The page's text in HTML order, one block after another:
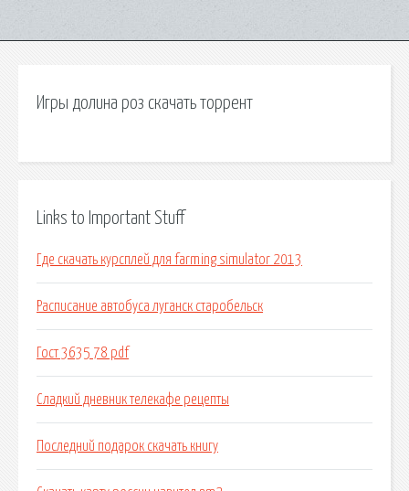
Игры долина роз скачать торрент
Links to Important Stuff
Где скачать курсплей для farming simulator 2013
Расписание автобуса луганск старобельск
Гост 3635 78 pdf
Сладкий дневник телекафе рецепты
Последний подарок скачать книгу